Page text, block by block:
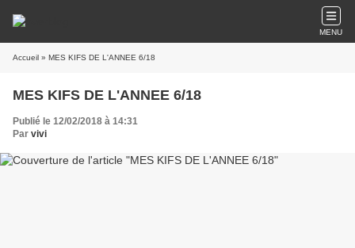
MENU
Accueil » MES KIFS DE L'ANNEE 6/18
MES KIFS DE L'ANNEE 6/18
Publié le 12/02/2018 à 14:31
Par vivi